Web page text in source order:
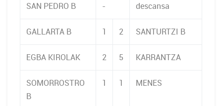
SAN PEDRO B - descansa
GALLARTA B 1 2 SANTURTZI B
EGBA KIROLAK 2 5 KARRANTZA
SOMORROSTRO
B
1 1 MENES